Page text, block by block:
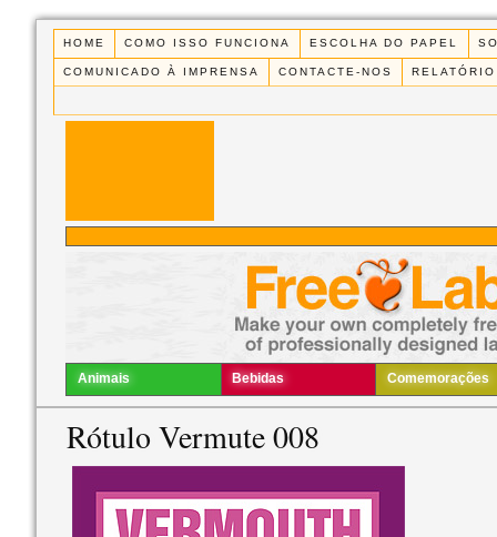
HOME COMO ISSO FUNCIONA ESCOLHA DO PAPEL
COMUNICADO À IMPRENSA CONTACTE-NOS
Animais Bebidas Comemorações
Rótulo Vermute 008